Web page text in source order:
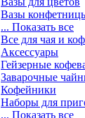
Вазы
... Показать все
Все для чая и
Аксессуары
Гейзерные
Заварочные
Кофейники
Наборы для
... Показать все